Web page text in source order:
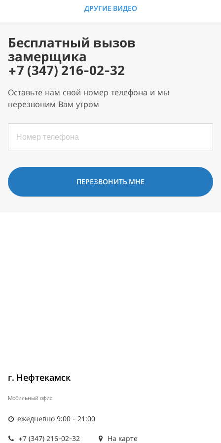
ДРУГИЕ ВИДЕО
Бесплатный вызов
замерщика
+7 (347) 216-02-32
Оставьте нам свой номер телефона и мы
перезвоним Вам утром
ПЕРЕЗВОНИТЬ МНЕ
г. Нефтекамск
Мобильный офис
ежедневно 9:00 - 21:00
+7 (347) 216-02-32 На карте